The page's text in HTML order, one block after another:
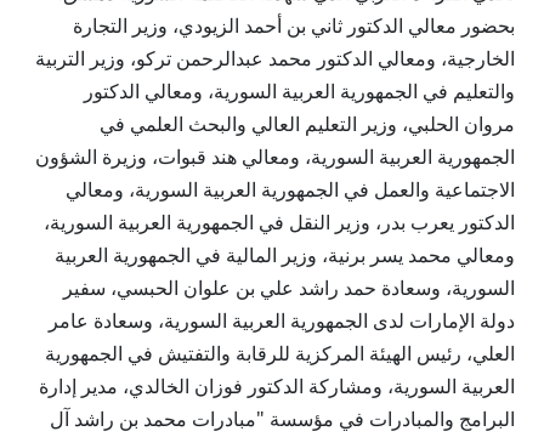
بحضور معالي الدكتور ثاني بن أحمد الزيودي، وزير التجارة
الخارجية، ومعالي الدكتور محمد عبدالرحمن تركو، وزير التربية
والتعليم في الجمهورية العربية السورية، ومعالي الدكتور
مروان الحلبي، وزير التعليم العالي والبحث العلمي في
الجمهورية العربية السورية، ومعالي هند قبوات، وزيرة الشؤون
الاجتماعية والعمل في الجمهورية العربية السورية، ومعالي
الدكتور يعرب بدر، وزير النقل في الجمهورية العربية السورية،
ومعالي محمد يسر برنية، وزير المالية في الجمهورية العربية
السورية، وسعادة حمد راشد علي بن علوان الحبسي، سفير
دولة الإمارات لدى الجمهورية العربية السورية، وسعادة عامر
العلي، رئيس الهيئة المركزية للرقابة والتفتيش في الجمهورية
العربية السورية، ومشاركة الدكتور فوزان الخالدي، مدير إدارة
البرامج والمبادرات في مؤسسة "مبادرات محمد بن راشد آل